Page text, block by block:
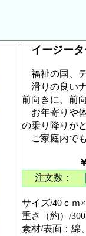
イージー
福祉の国、
滑りの良い
前向きに、前
お年寄りや
の乗り降りが
ご家庭内で
注文数：
サイズ/40ｃｍ
重さ（約）/
素材/表面：綿